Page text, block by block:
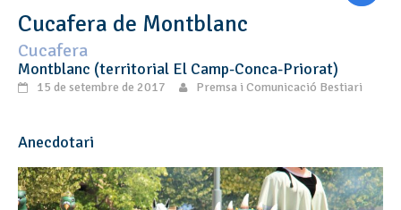
Cucafera de Montblanc
Cucafera
Montblanc (territorial El Camp-Conca-Priorat)
15 de setembre de 2017 Premsa i Comunicació Bestiari
Anecdotari